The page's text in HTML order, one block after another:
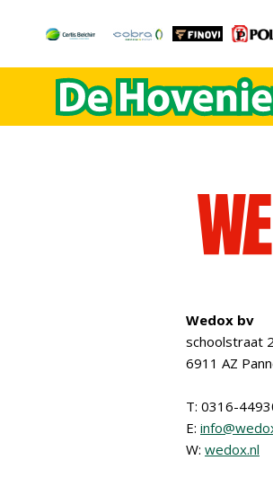
Wedox bv
schoolstraat
6911 AZ
T: 0316-
E:
W: wedox.nl